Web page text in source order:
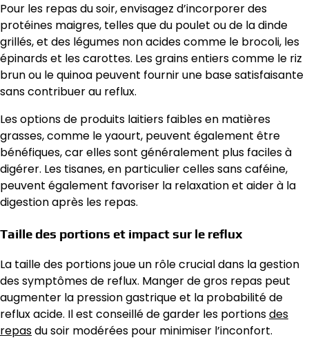
Pour les repas du soir, envisagez d’incorporer des
protéines maigres, telles que du poulet ou de la dinde
grillés, et des légumes non acides comme le brocoli, les
épinards et les carottes. Les grains entiers comme le riz
brun ou le quinoa peuvent fournir une base satisfaisante
sans contribuer au reflux.
Les options de produits laitiers faibles en matières
grasses, comme le yaourt, peuvent également être
bénéfiques, car elles sont généralement plus faciles à
digérer. Les tisanes, en particulier celles sans caféine,
peuvent également favoriser la relaxation et aider à la
digestion après les repas.
Taille des portions et impact sur le reflux
La taille des portions joue un rôle crucial dans la gestion
des symptômes de reflux. Manger de gros repas peut
augmenter la pression gastrique et la probabilité de
reflux acide. Il est conseillé de garder les portionsdes
repasdu soir modérées pour minimiser l’inconfort.